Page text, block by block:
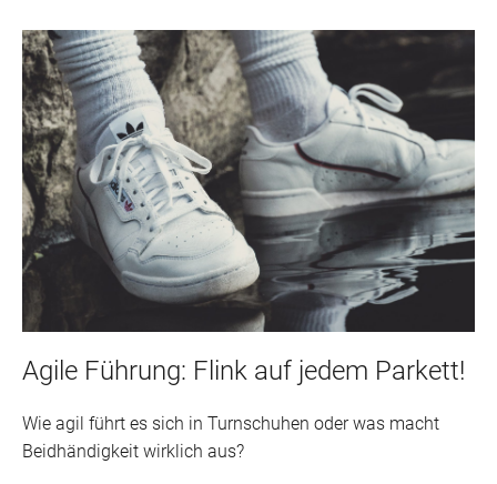
Agile Führung: Flink auf jedem Parkett!
Wie agil führt es sich in Turnschuhen oder was macht
Beidhändigkeit wirklich aus?